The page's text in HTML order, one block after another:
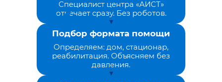
Специалист центра «АИСТ»
отвечает сразу. Без роботов.
Подбор формата помощи
Определяем: дом, стационар,
реабилитация. Объясняем без
давления.